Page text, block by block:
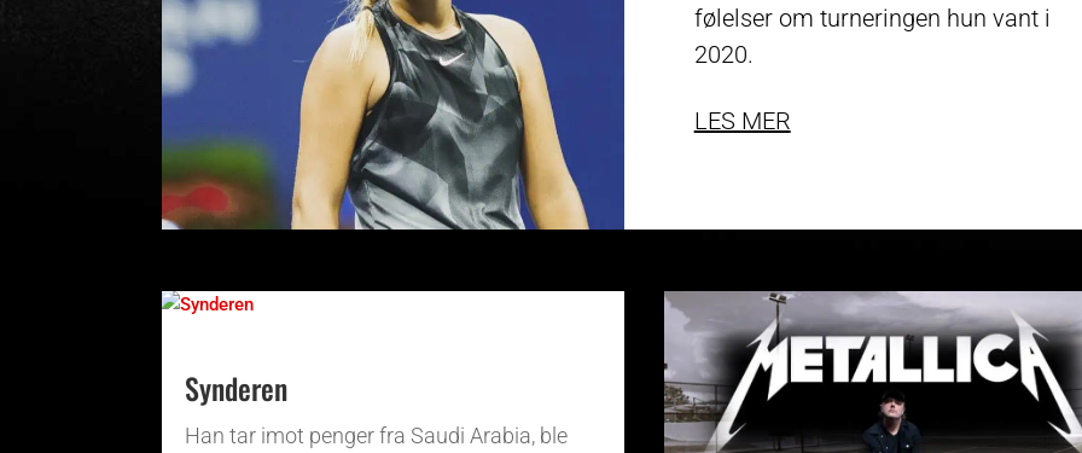
følelser om turneringen hun vant i
2020.
LES MER
Synderen
Han tar imot penger fra Saudi Arabia, ble